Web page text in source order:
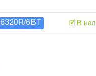
6BT 🗹 В